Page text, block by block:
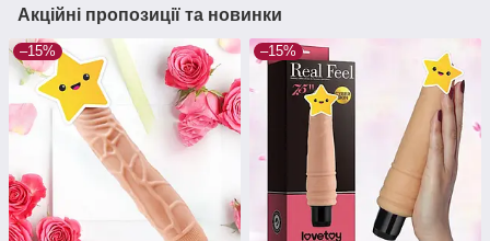
Акційні пропозиції та новинки
–15% –15%